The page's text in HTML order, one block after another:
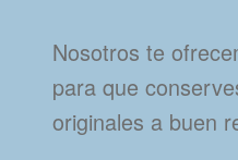
Nosotros te
para que
originales a buen